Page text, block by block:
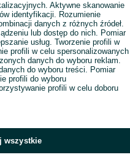
Aktywne skanowanie
identyfikacji. Rozumienie
danych z różnych źródeł.
lub dostęp do nich. Pomiar
usług. Tworzenie profili w
profili w celu spersonalizowanych
danych do wyboru reklam.
do wyboru treści. Pomiar
profili do wyboru
profili w celu doboru
wszystkie